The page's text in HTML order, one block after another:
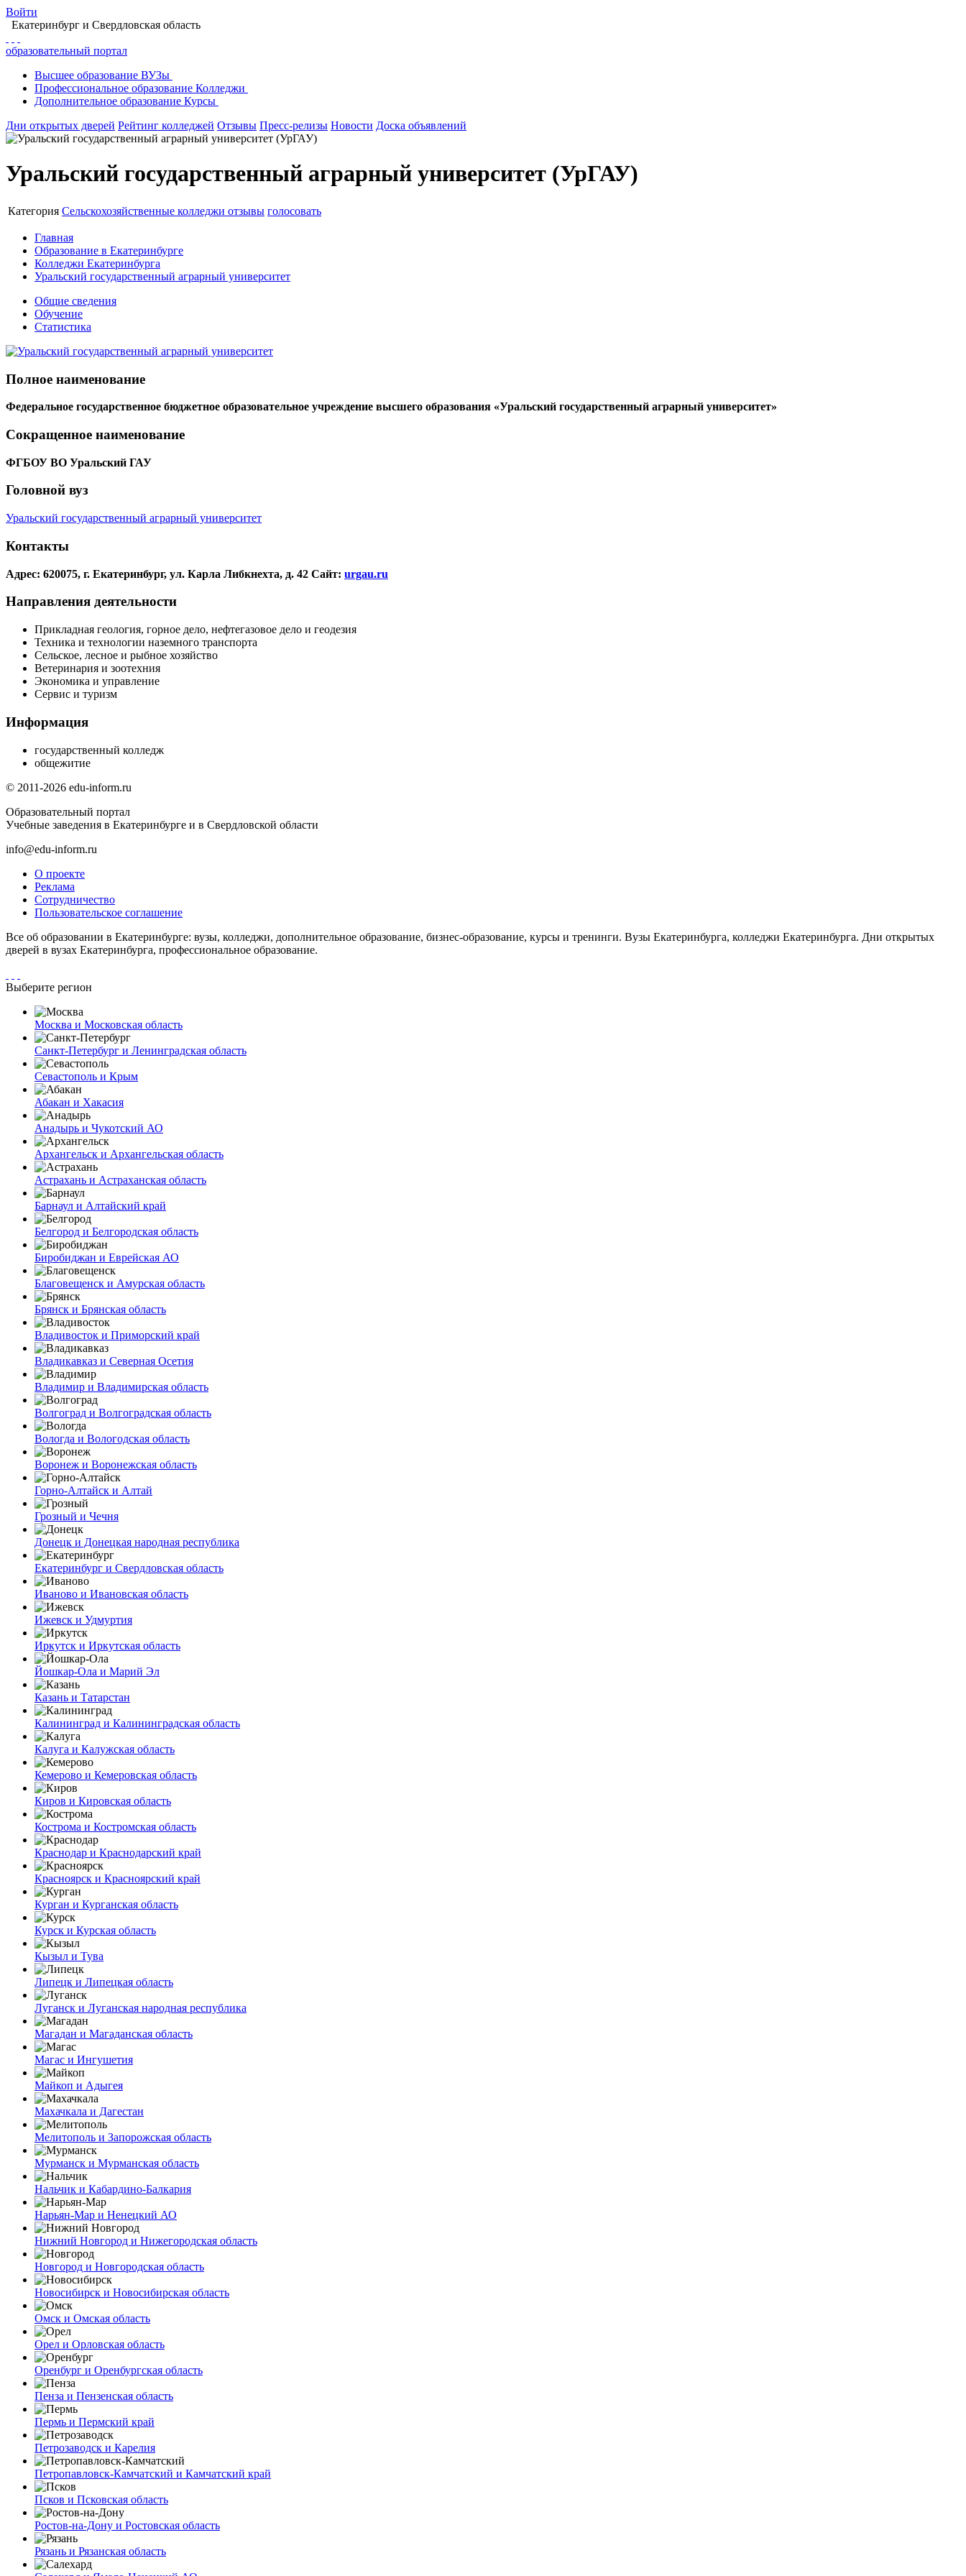
Войти
Екатеринбург и Свердловская область
образовательный портал
Высшее образование ВУЗы
Профессиональное образование Колледжи
Дополнительное образование Курсы
Дни открытых дверей Рейтинг колледжей Отзывы Пресс-релизы Новости Доска объявлений
Уральский государственный аграрный университет (УрГАУ)
Категория Сельскохозяйственные колледжи отзывы голосовать
Главная
Образование в Екатеринбурге
Колледжи Екатеринбурга
Уральский государственный аграрный университет
Общие сведения
Обучение
Статистика
Полное наименование
Федеральное государственное бюджетное образовательное учреждение высшего образования «Уральский государственный аграрный университет»
Сокращенное наименование
ФГБОУ ВО Уральский ГАУ
Головной вуз
Уральский государственный аграрный университет
Контакты
Адрес: 620075, г. Екатеринбург, ул. Карла Либкнехта, д. 42 Сайт: urgau.ru
Направления деятельности
Прикладная геология, горное дело, нефтегазовое дело и геодезия
Техника и технологии наземного транспорта
Сельское, лесное и рыбное хозяйство
Ветеринария и зоотехния
Экономика и управление
Сервис и туризм
Информация
государственный колледж
общежитие
© 2011-2026 edu-inform.ru
Образовательный портал
Учебные заведения в Екатеринбурге и в Свердловской области
info@edu-inform.ru
О проекте
Реклама
Сотрудничество
Пользовательское соглашение
Все об образовании в Екатеринбурге: вузы, колледжи, дополнительное образование, бизнес-образование, курсы и тренинги. Вузы Екатеринбурга, колледжи Екатеринбурга. Дни открытых
дверей в вузах Екатеринбурга, профессиональное образование.
Выберите регион
Москва и Московская область
Санкт-Петербург и Ленинградская область
Севастополь и Крым
Абакан и Хакасия
Анадырь и Чукотский АО
Архангельск и Архангельская область
Астрахань и Астраханская область
Барнаул и Алтайский край
Белгород и Белгородская область
Биробиджан и Еврейская АО
Благовещенск и Амурская область
Брянск и Брянская область
Владивосток и Приморский край
Владикавказ и Северная Осетия
Владимир и Владимирская область
Волгоград и Волгоградская область
Вологда и Вологодская область
Воронеж и Воронежская область
Горно-Алтайск и Алтай
Грозный и Чечня
Донецк и Донецкая народная республика
Екатеринбург и Свердловская область
Иваново и Ивановская область
Ижевск и Удмуртия
Иркутск и Иркутская область
Йошкар-Ола и Марий Эл
Казань и Татарстан
Калининград и Калининградская область
Калуга и Калужская область
Кемерово и Кемеровская область
Киров и Кировская область
Кострома и Костромская область
Краснодар и Краснодарский край
Красноярск и Красноярский край
Курган и Курганская область
Курск и Курская область
Кызыл и Тува
Липецк и Липецкая область
Луганск и Луганская народная республика
Магадан и Магаданская область
Магас и Ингушетия
Майкоп и Адыгея
Махачкала и Дагестан
Мелитополь и Запорожская область
Мурманск и Мурманская область
Нальчик и Кабардино-Балкария
Нарьян-Мар и Ненецкий АО
Нижний Новгород и Нижегородская область
Новгород и Новгородская область
Новосибирск и Новосибирская область
Омск и Омская область
Орел и Орловская область
Оренбург и Оренбургская область
Пенза и Пензенская область
Пермь и Пермский край
Петрозаводск и Карелия
Петропавловск-Камчатский и Камчатский край
Псков и Псковская область
Ростов-на-Дону и Ростовская область
Рязань и Рязанская область